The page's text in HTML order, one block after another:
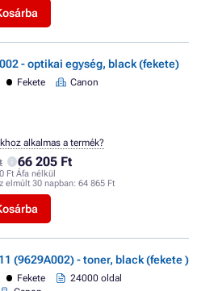
- optikai egység, black (fekete)
Fekete Canon
66 205 Ft
Ft Áfa nélkül
elmúlt 30 napban: 64 865 Ft
alkalmas a termék?
(9629A002) - toner, black (fekete )
Fekete
24000 oldal